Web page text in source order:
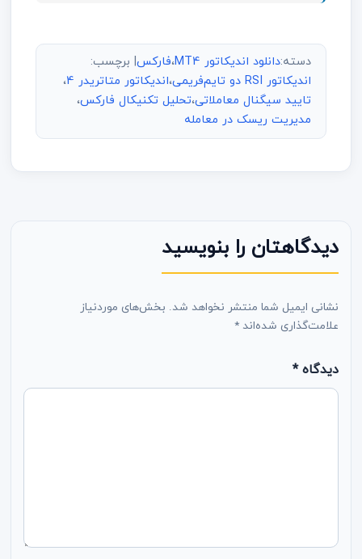
دسته:دانلود اندیکاتور MT4 ،فارکس| برچسب:
اندیکاتور RSI دو تایم‌فریمی
،اندیکاتور متاتریدر 4
،
تایید سیگنال معاملاتی،تحلیل تکنیکال فارکس،
مدیریت ریسک در معامله
دیدگاهتان را بنویسید
نشانی ایمیل شما منتشر نخواهد شد. بخش‌های موردنیاز
علامت‌گذاری شده‌اند*
دیدگاه*